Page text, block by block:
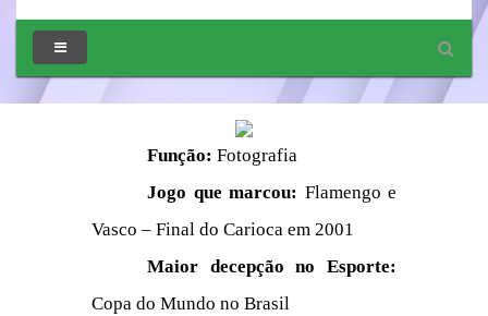
Função: Fotografia
Jogo que marcou: Flamengo e
Vasco – Final do Carioca em 2001
Maior decepção no Esporte:
Copa do Mundo no Brasil